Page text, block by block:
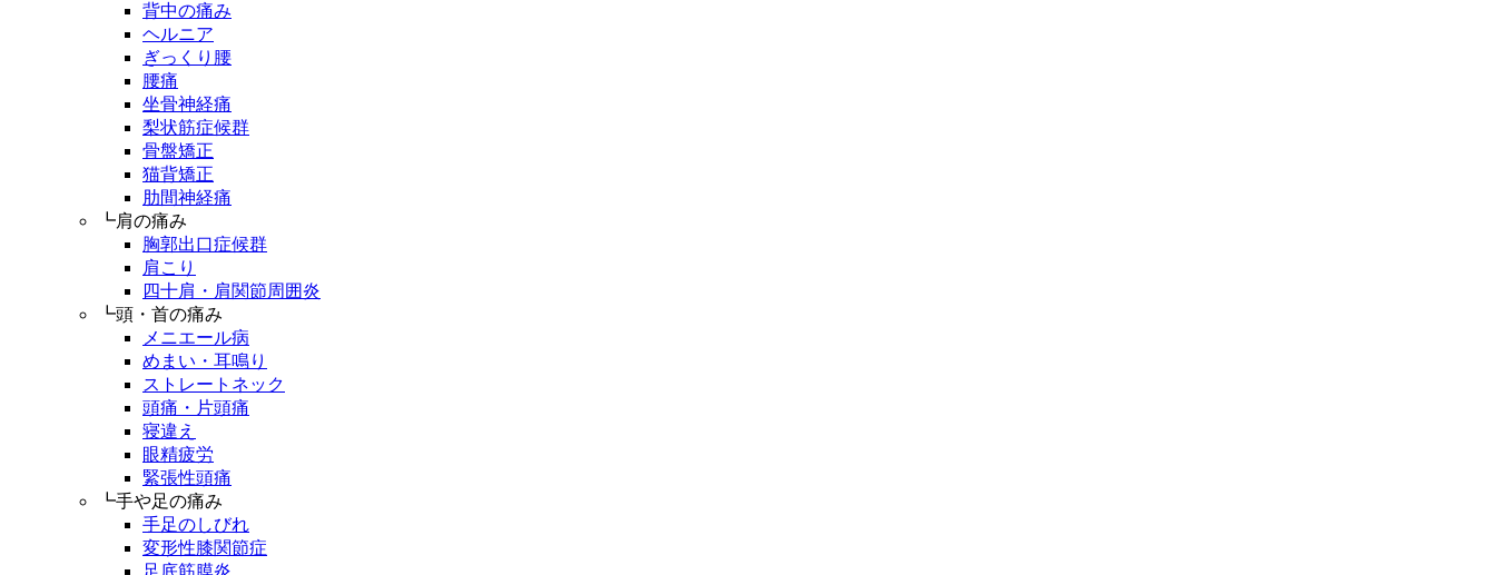
背中の痛み
ヘルニア
ぎっくり腰
腰痛
坐骨神経痛
梨状筋症候群
骨盤矯正
猫背矯正
肋間神経痛
┗肩の痛み
胸郭出口症候群
肩こり
四十肩・肩関節周囲炎
┗頭・首の痛み
メニエール病
めまい・耳鳴り
ストレートネック
頭痛・片頭痛
寝違え
眼精疲労
緊張性頭痛
┗手や足の痛み
手足のしびれ
変形性膝関節症
足底筋膜炎